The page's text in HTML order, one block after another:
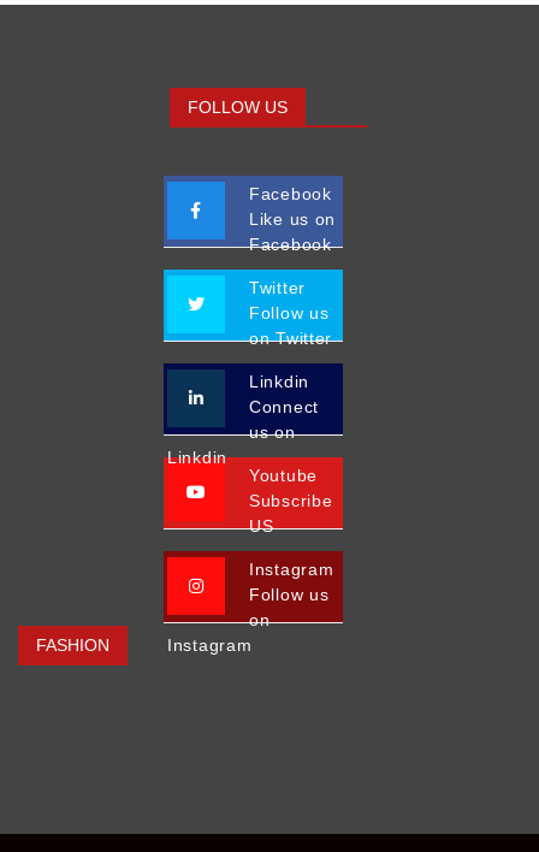
FASHION
FOLLOW US
Facebook
Like us on
Facebook
Twitter
Follow us
on Twitter
Linkdin
Connect
us on
Linkdin
Youtube
Subscribe
US
Instagram
Follow us
on
Instagram